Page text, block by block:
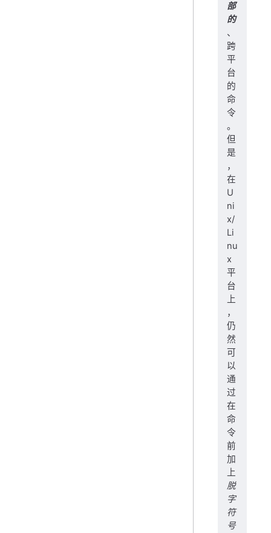
部
的
、
跨
平
台
的
命
令
。
但
是
，
在
U
ni
x/
Li
nu
x
平
台
上
，
仍
然
可
以
通
过
在
命
令
前
加
上
脱
字
符
号